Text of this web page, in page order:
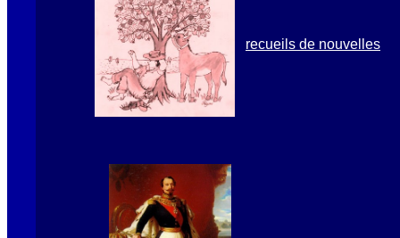
recueils de nouvelles